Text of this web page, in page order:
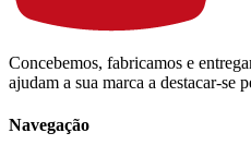
Concebemos, fabricamos e
ajudam a sua marca a destacar-se
Navegação